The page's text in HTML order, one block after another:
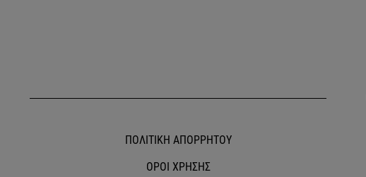
ΠΟΛΙΤΙΚΗ ΑΠΟΡΡΗΤΟΥ
ΟΡΟΙ ΧΡΗΣΗΣ